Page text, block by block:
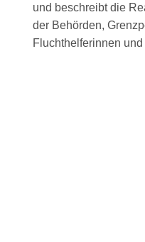
und beschreibt die
der Behörden,
Fluchthelferinnen und